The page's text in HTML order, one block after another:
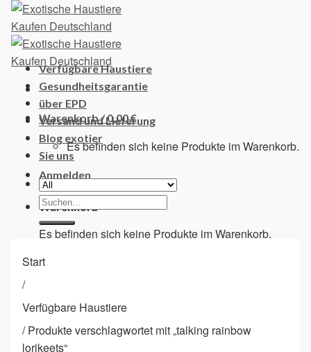
Skip
content
Warenkorb /0,00€
Es befinden sich keine Produkte im Warenkorb.
Anmelden
Warenkorb
Es befinden sich keine Produkte im Warenkorb.
Verfügbare Haustiere
Gesundheitsgarantie
über EPD
Versand und Lieferung
Blog exotier
Sie uns
Suchen
nach:
Start
/
Verfügbare Haustiere
/Produkte verschlagwortet mit „talking rainbow
lorikeets“